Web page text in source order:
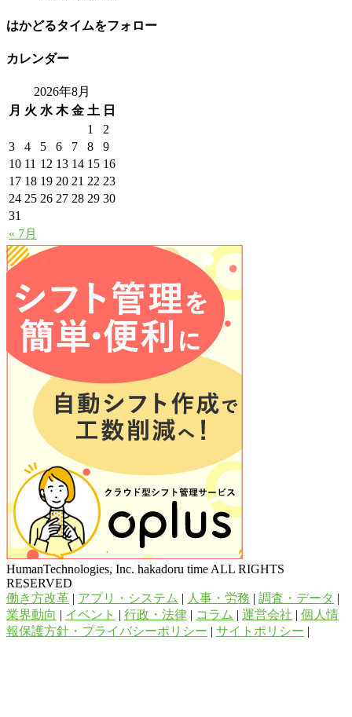
はかどるタイムをフォロー
カレンダー
2026年8月
月 火 水 木 金 土 日
« 7月
1
2
3
4 5 6 7 8
9
10 11 12 13 14 15 16
17 18 19 20 21 22 23
24 25 26 27 28 29 30
31
HumanTechnologies, Inc. hakadoru time ALL RIGHTS
RESERVED
働き方改革 | アプリ・システム | 人事・労務 | 調査・データ |
業界動向 | イベント | 行政・法律 | コラム | 運営会社 | 個人情
報保護方針・プライバシーポリシー | サイトポリシー |